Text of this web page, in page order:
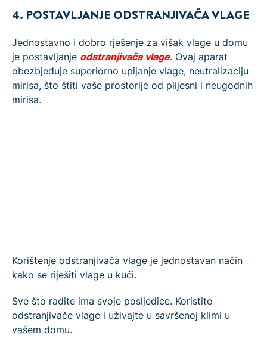
4. POSTAVLJANJE ODSTRANJIVAČA VLAGE
Jednostavno i dobro rješenje za višak vlage u domu
je postavljanje odstranjivača vlage. Ovaj aparat
obezbjeđuje superiorno upijanje vlage, neutralizaciju
mirisa, što štiti vaše prostorije od plijesni i neugodnih
mirisa.
Korištenje odstranjivača vlage je jednostavan način
kako se riješiti vlage u kući.
Sve što radite ima svoje posljedice. Koristite
odstranjivače vlage i uživajte u savršenoj klimi u
vašem domu.